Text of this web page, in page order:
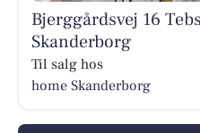
Bjerggårdsvej 16
Skanderborg
Til salg hos
home Skanderborg